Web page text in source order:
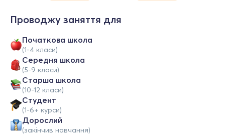
Проводжу заняття для
Початкова школа
(1-4 класи)
Середня школа
(5-9 класи)
Старша школа
(10-12 класи)
Студент
(1-6+ курси)
Дорослий
(закінчив навчання)